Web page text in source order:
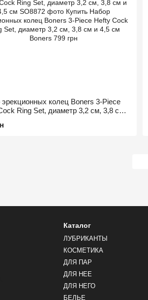
колец Boners 3-Piece
Ring Set, диаметр 3,2 см, 3,8 см
Каталог
ЛУБРИКАНТЫ
КОСМЕТИКА
ДЛЯ ПАР
ДЛЯ НЕЕ
ДЛЯ НЕГО
БЕЛЬЕ